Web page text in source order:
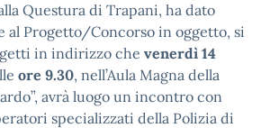
Questura di Trapani, ha dato
al Progetto/Concorso in oggetto, si
in indirizzo che venerdì 14
ore 9.30, nell’Aula Magna della
avrà luogo un incontro con
specializzati della Polizia di